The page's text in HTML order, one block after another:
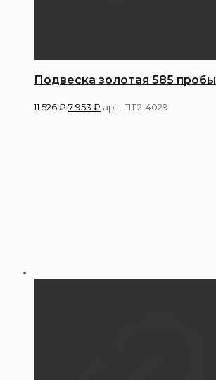
Подвеска золотая 585 пробы
11 526₽7 953 ₽ арт. П112-4029